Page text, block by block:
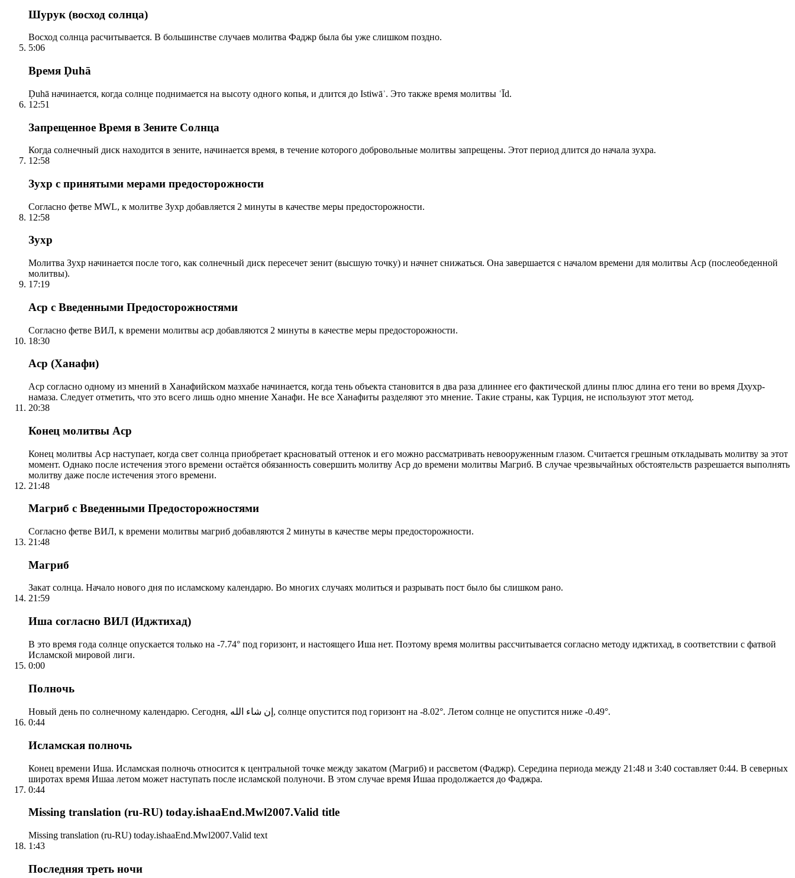
Шурук (восход солнца)
Восход солнца расчитывается. В большинстве случаев молитва Фаджр была бы уже слишком поздно.
5:06
Время Ḍuhā
Ḍuhā начинается, когда солнце поднимается на высоту одного копья, и длится до Istiwāʾ. Это также время молитвы ʿĪd.
12:51
Запрещенное Время в Зените Солнца
Когда солнечный диск находится в зените, начинается время, в течение которого добровольные молитвы запрещены. Этот период длится до начала зухра.
12:58
Зухр с принятыми мерами предосторожности
Согласно фетве MWL, к молитве Зухр добавляется 2 минуты в качестве меры предосторожности.
12:58
Зухр
Молитва Зухр начинается после того, как солнечный диск пересечет зенит (высшую точку) и начнет снижаться. Она завершается с началом времени для молитвы Аср (послеобеденной
молитвы).
17:19
Аср с Введенными Предосторожностями
Согласно фетве ВИЛ, к времени молитвы аср добавляются 2 минуты в качестве меры предосторожности.
18:30
Аср (Ханафи)
Аср согласно одному из мнений в Ханафийском мазхабе начинается, когда тень объекта становится в два раза длиннее его фактической длины плюс длина его тени во время Дхухр-
намаза. Следует отметить, что это всего лишь одно мнение Ханафи. Не все Ханафиты разделяют это мнение. Такие страны, как Турция, не используют этот метод.
20:38
Конец молитвы Аср
Конец молитвы Аср наступает, когда свет солнца приобретает красноватый оттенок и его можно рассматривать невооруженным глазом. Считается грешным откладывать молитву за этот
момент. Однако после истечения этого времени остаётся обязанность совершить молитву Аср до времени молитвы Магриб. В случае чрезвычайных обстоятельств разрешается выполнять
молитву даже после истечения этого времени.
21:48
Магриб с Введенными Предосторожностями
Согласно фетве ВИЛ, к времени молитвы магриб добавляются 2 минуты в качестве меры предосторожности.
21:48
Магриб
Закат солнца. Начало нового дня по исламскому календарю. Во многих случаях молиться и разрывать пост было бы слишком рано.
21:59
Иша согласно ВИЛ (Иджтихад)
В это время года солнце опускается только на -7.74° под горизонт, и настоящего Иша нет. Поэтому время молитвы рассчитывается согласно методу иджтихад, в соответствии с фатвой
Исламской мировой лиги.
0:00
Полночь
Новый день по солнечному календарю. Сегодня, إن شاء الله, солнце опустится под горизонт на -8.02°. Летом солнце не опустится ниже -0.49°.
0:44
Исламская полночь
Конец времени Иша. Исламская полночь относится к центральной точке между закатом (Магриб) и рассветом (Фаджр). Середина периода между 21:48 и 3:40 составляет 0:44. В северных
широтах время Ишаа летом может наступать после исламской полуночи. В этом случае время Ишаа продолжается до Фаджра.
0:44
Missing translation (ru-RU) today.ishaaEnd.Mwl2007.Valid title
Missing translation (ru-RU) today.ishaaEnd.Mwl2007.Valid text
1:43
Последняя треть ночи